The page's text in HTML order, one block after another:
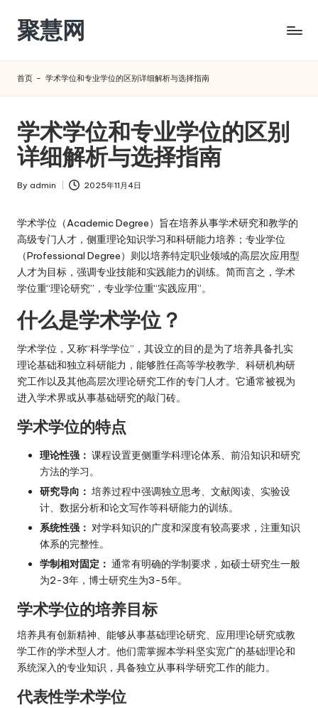
Skip
content
聚慧网
首页 - 学术学位和专业学位的区别详细解析与选择指南
学术学位和专业学位的区别
详细解析与选择指南
Posted
By admin 2025年11月4日
学术学位（Academic Degree）旨在培养从事学术研究和教学的
高级专门人才，侧重理论知识学习和科研能力培养；专业学位
（Professional Degree）则以培养特定职业领域的高层次应用型
人才为目标，强调专业技能和实践能力的训练。简而言之，学术
学位重“理论研究”，专业学位重“实践应用”。
什么是学术学位？
学术学位，又称“科学学位”，其设立的目的是为了培养具备扎实
理论基础和独立科研能力，能够胜任高等学校教学、科研机构研
究工作以及其他高层次理论研究工作的专门人才。它通常被视为
进入学术界或从事基础研究的敲门砖。
学术学位的特点
理论性强： 课程设置更侧重学科理论体系、前沿知识和研究
方法的学习。
研究导向： 培养过程中强调独立思考、文献阅读、实验设
计、数据分析和论文写作等科研能力的训练。
系统性强： 对学科知识的广度和深度有较高要求，注重知识
体系的完整性。
学制相对固定： 通常有明确的学制要求，如硕士研究生一般
为2-3年，博士研究生为3-5年。
学术学位的培养目标
培养具有创新精神、能够从事基础理论研究、应用理论研究或教
学工作的学术型人才。他们需掌握本学科坚实宽广的基础理论和
系统深入的专业知识，具备独立从事科学研究工作的能力。
代表性学术学位